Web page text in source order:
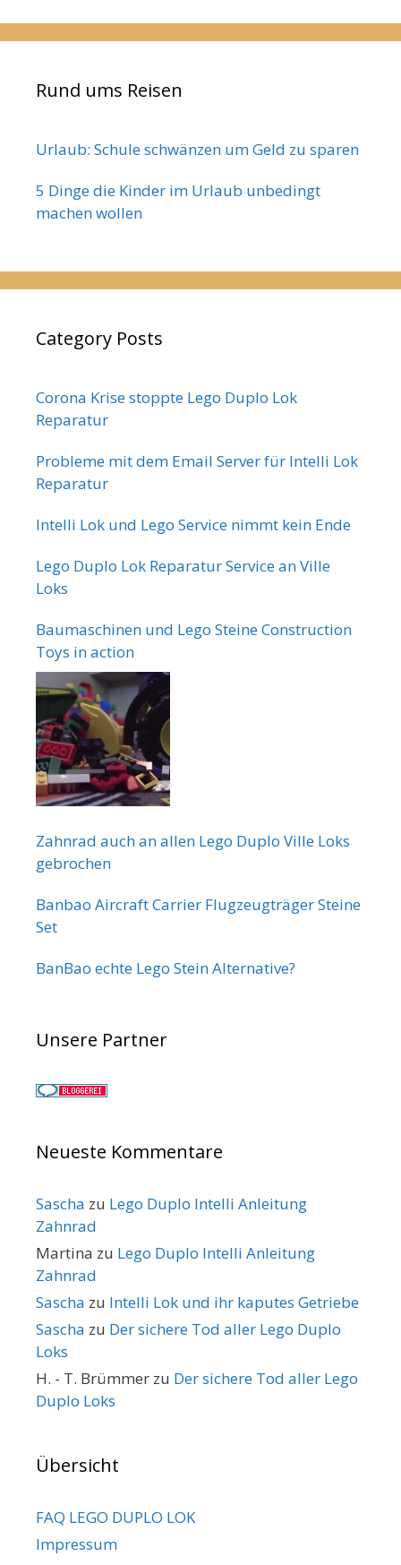
Rund ums Reisen
Urlaub: Schule schwänzen um Geld zu sparen
5 Dinge die Kinder im Urlaub unbedingt
machen wollen
Category Posts
Corona Krise stoppte Lego Duplo Lok
Reparatur
Probleme mit dem Email Server für Intelli Lok
Reparatur
Intelli Lok und Lego Service nimmt kein Ende
Lego Duplo Lok Reparatur Service an Ville
Loks
Baumaschinen und Lego Steine Construction
Toys in action
Zahnrad auch an allen Lego Duplo Ville Loks
gebrochen
Banbao Aircraft Carrier Flugzeugträger Steine
Set
BanBao echte Lego Stein Alternative?
Unsere Partner
Neueste Kommentare
Sascha zu Lego Duplo Intelli Anleitung
Zahnrad
Martina zu Lego Duplo Intelli Anleitung
Zahnrad
Sascha zu Intelli Lok und ihr kaputes Getriebe
Sascha zu Der sichere Tod aller Lego Duplo
Loks
H. - T. Brümmer zu Der sichere Tod aller Lego
Duplo Loks
Übersicht
FAQ LEGO DUPLO LOK
Impressum